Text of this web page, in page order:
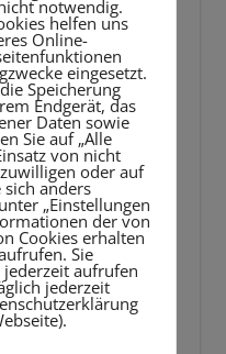
notwendig.
helfen uns
Online-
eingesetzt.
Speicherung
Endgerät, das
Daten sowie
Sie auf „Alle
von nicht
oder auf
sich anders
„Einstellungen
der von
Cookies erhalten
Sie
aufrufen
jederzeit